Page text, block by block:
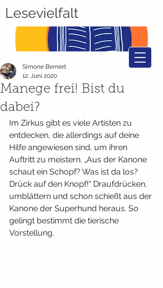
Lesevielfalt
Manege frei! Bist du
dabei?
Simone Bernert
12. Juni 2020
Im Zirkus gibt es viele Artisten zu
entdecken, die allerdings auf deine
Hilfe angewiesen sind, um ihren
Auftritt zu meistern. „Aus der Kanone
schaut ein Schopf? Was ist da los?
Drück auf den Knopf!“ Draufdrücken,
umblättern und schon schießt aus der
Kanone der Superhund heraus. So
gelingt bestimmt die tierische
Vorstellung.